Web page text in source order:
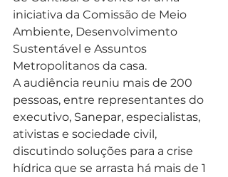
iniciativa da Comissão de Meio
Ambiente, Desenvolvimento
Sustentável e Assuntos
Metropolitanos da casa.
A audiência reuniu mais de 200
pessoas, entre representantes do
executivo, Sanepar, especialistas,
ativistas e sociedade civil,
discutindo soluções para a crise
hídrica que se arrasta há mais de 1